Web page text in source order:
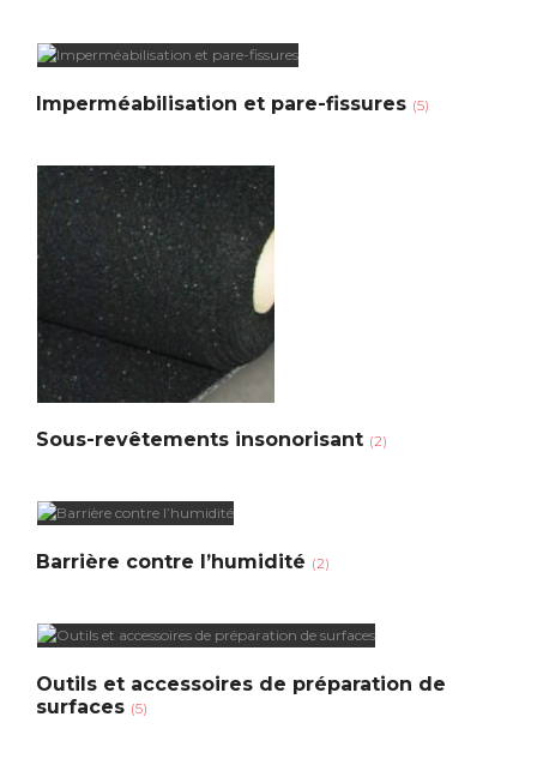
Imperméabilisation et pare-fissures (5)
Sous-revêtements insonorisant (2)
Barrière contre l’humidité (2)
Outils et accessoires de préparation de
surfaces (5)